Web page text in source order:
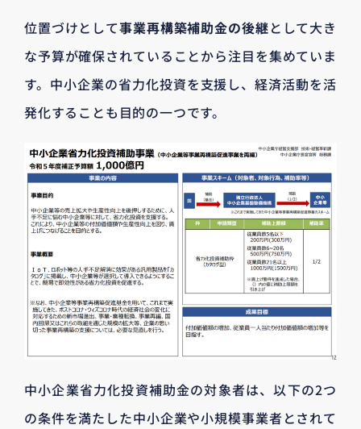
位置づけとして事業再構築補助金の後継として大き
な予算が確保されていることから注目を集めていま
す。中小企業の省力化投資を支援し、経済活動を活
発化することも目的の一つです。
中小企業省力化投資補助金の対象者は、以下の2つ
の条件を満たした中小企業や小規模事業者とされて